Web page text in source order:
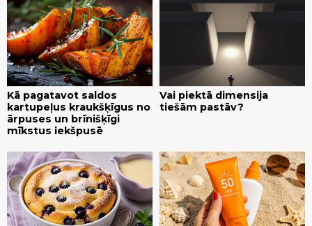
Kā pagatavot saldos
kartupeļus kraukšķīgus no
ārpuses un brīnišķīgi
mīkstus iekšpusē
Vai piektā dimensija
tiešām pastāv?